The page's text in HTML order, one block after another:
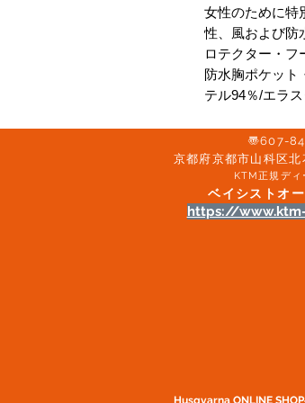
女性のために特
性、風および防
ロテクター・フ
防水胸ポケット
テル94％/エラ
〠607-
京都府京都市山科区
KTM正規ディ
ベイシストオ
https://
Husqvarna ONLINE